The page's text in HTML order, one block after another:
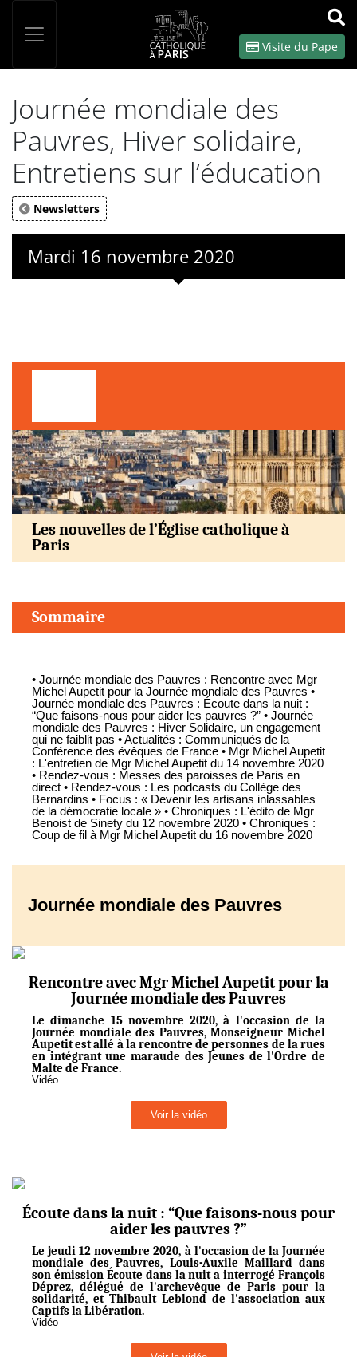
OK
Visite du Pape
Journée mondiale des
Pauvres, Hiver solidaire,
Entretiens sur l’éducation
Newsletters
Mardi 16 novembre 2020
Les nouvelles de l’Église catholique à
Paris
Sommaire
• Journée mondiale des Pauvres : Rencontre avec Mgr
Michel Aupetit pour la Journée mondiale des Pauvres •
Journée mondiale des Pauvres : Écoute dans la nuit :
“Que faisons-nous pour aider les pauvres ?” • Journée
mondiale des Pauvres : Hiver Solidaire, un engagement
qui ne faiblit pas • Actualités : Communiqués de la
Conférence des évêques de France • Mgr Michel Aupetit
: L'entretien de Mgr Michel Aupetit du 14 novembre 2020
• Rendez-vous : Messes des paroisses de Paris en
direct • Rendez-vous : Les podcasts du Collège des
Bernardins • Focus : « Devenir les artisans inlassables
de la démocratie locale » • Chroniques : L'édito de Mgr
Benoist de Sinety du 12 novembre 2020 • Chroniques :
Coup de fil à Mgr Michel Aupetit du 16 novembre 2020
Journée mondiale des Pauvres
Rencontre avec Mgr Michel Aupetit pour la
Journée mondiale des Pauvres
Le dimanche 15 novembre 2020, à l'occasion de la
Journée mondiale des Pauvres, Monseigneur Michel
Aupetit est allé à la rencontre de personnes de la rues
en intégrant une maraude des Jeunes de l'Ordre de
Malte de France.
Vidéo
Voir la vidéo
Écoute dans la nuit : “Que faisons-nous pour
aider les pauvres ?”
Le jeudi 12 novembre 2020, à l'occasion de la Journée
mondiale des Pauvres, Louis-Auxile Maillard dans
son émission Écoute dans la nuit a interrogé François
Déprez, délégué de l'archevêque de Paris pour la
solidarité, et Thibault Leblond de l'association aux
Captifs la Libération.
Vidéo
Panneau de gestion des cookies